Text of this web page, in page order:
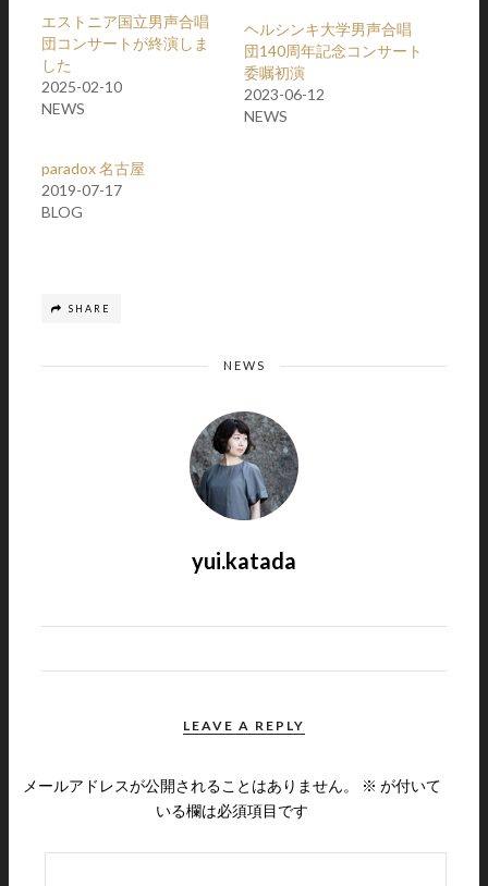
エストニア国立男声合唱
団コンサートが終演しま
した
2025-02-10
NEWS
ヘルシンキ大学男声合唱
団140周年記念コンサート
委嘱初演
2023-06-12
NEWS
paradox 名古屋
2019-07-17
BLOG
SHARE
NEWS
yui.katada
LEAVE A REPLY
メールアドレスが公開されることはありません。 ※ が付いて
いる欄は必須項目です